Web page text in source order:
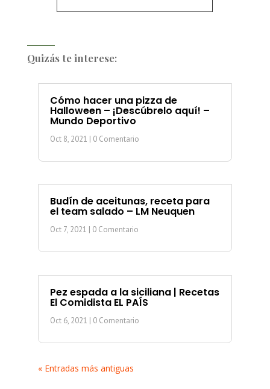
Quizás te interese:
Cómo hacer una pizza de
Halloween – ¡Descúbrelo aquí! –
Mundo Deportivo
Oct 8, 2021 | 0 Comentario
Budín de aceitunas, receta para
el team salado – LM Neuquen
Oct 7, 2021 | 0 Comentario
Pez espada a la siciliana | Recetas
El Comidista EL PAÍS
Oct 6, 2021 | 0 Comentario
« Entradas más antiguas